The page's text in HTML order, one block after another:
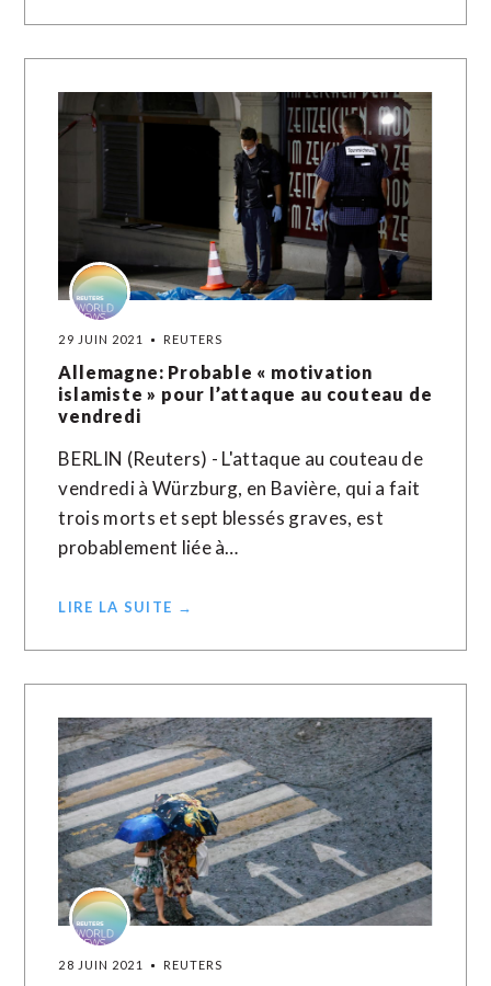
29 JUIN 2021 REUTERS
Allemagne: Probable « motivation
islamiste » pour l’attaque au couteau de
vendredi
BERLIN (Reuters) - L'attaque au couteau de
vendredi à Würzburg, en Bavière, qui a fait
trois morts et sept blessés graves, est
probablement liée à…
LIRE LA SUITE →
28 JUIN 2021 REUTERS